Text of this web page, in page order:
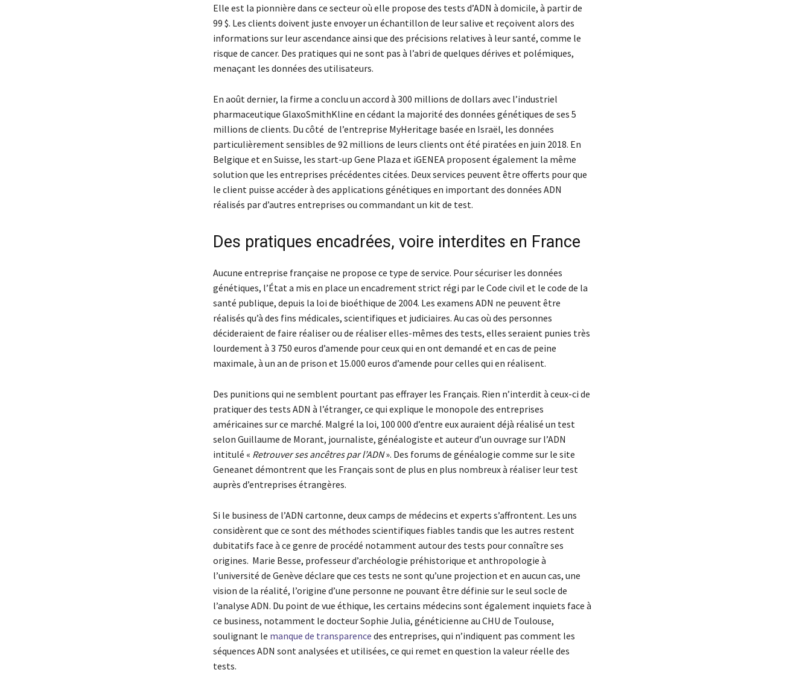
Elle est la pionnière dans ce secteur où elle propose des tests d’ADN à domicile, à partir de
99 $. Les clients doivent juste envoyer un échantillon de leur salive et reçoivent alors des
informations sur leur ascendance ainsi que des précisions relatives à leur santé, comme le
risque de cancer. Des pratiques qui ne sont pas à l’abri de quelques dérives et polémiques,
menaçant les données des utilisateurs.
En août dernier, la firme a conclu un accord à 300 millions de dollars avec l’industriel
pharmaceutique GlaxoSmithKline en cédant la majorité des données génétiques de ses 5
millions de clients. Du côté de l’entreprise MyHeritage basée en Israël, les données
particulièrement sensibles de 92 millions de leurs clients ont été piratées en juin 2018. En
Belgique et en Suisse, les start-up Gene Plaza et iGENEA proposent également la même
solution que les entreprises précédentes citées. Deux services peuvent être offerts pour que
le client puisse accéder à des applications génétiques en important des données ADN
réalisés par d’autres entreprises ou commandant un kit de test.
Des pratiques encadrées, voire interdites en France
Aucune entreprise française ne propose ce type de service. Pour sécuriser les données
génétiques, l’État a mis en place un encadrement strict régi par le Code civil et le code de la
santé publique, depuis la loi de bioéthique de 2004. Les examens ADN ne peuvent être
réalisés qu’à des fins médicales, scientifiques et judiciaires. Au cas où des personnes
décideraient de faire réaliser ou de réaliser elles-mêmes des tests, elles seraient punies très
lourdement à 3 750 euros d’amende pour ceux qui en ont demandé et en cas de peine
maximale, à un an de prison et 15.000 euros d’amende pour celles qui en réalisent.
Des punitions qui ne semblent pourtant pas effrayer les Français. Rien n’interdit à ceux-ci de
pratiquer des tests ADN à l’étranger, ce qui explique le monopole des entreprises
américaines sur ce marché. Malgré la loi, 100 000 d’entre eux auraient déjà réalisé un test
selon Guillaume de Morant, journaliste, généalogiste et auteur d’un ouvrage sur l’ADN
intitulé « Retrouver ses ancêtres par l’ADN». Des forums de généalogie comme sur le site
Geneanet démontrent que les Français sont de plus en plus nombreux à réaliser leur test
auprès d’entreprises étrangères.
Si le business de l’ADN cartonne, deux camps de médecins et experts s’affrontent. Les uns
considèrent que ce sont des méthodes scientifiques fiables tandis que les autres restent
dubitatifs face à ce genre de procédé notamment autour des tests pour connaître ses
origines. Marie Besse, professeur d’archéologie préhistorique et anthropologie à
l’université de Genève déclare que ces tests ne sont qu’une projection et en aucun cas, une
vision de la réalité, l’origine d’une personne ne pouvant être définie sur le seul socle de
l’analyse ADN. Du point de vue éthique, les certains médecins sont également inquiets face à
ce business, notamment le docteur Sophie Julia, généticienne au CHU de Toulouse,
soulignant le manque de transparence des entreprises, qui n’indiquent pas comment les
séquences ADN sont analysées et utilisées, ce qui remet en question la valeur réelle des
tests.